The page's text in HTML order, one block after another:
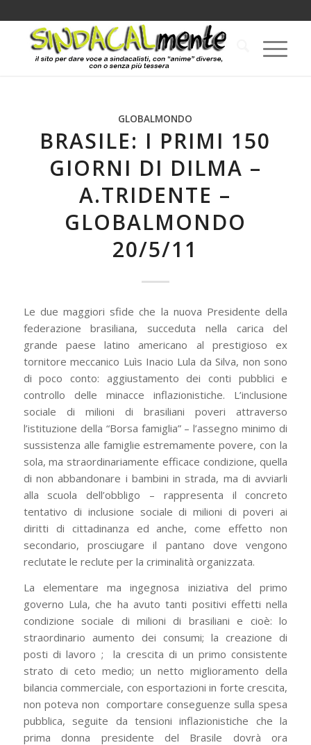
GLOBALMONDO
BRASILE: I PRIMI 150
GIORNI DI DILMA –
A.TRIDENTE –
GLOBALMONDO
20/5/11
Le due maggiori sfide che la nuova Presidente della
federazione brasiliana, succeduta nella carica del
grande paese latino americano al prestigioso ex
tornitore meccanico Luìs Inacio Lula da Silva, non sono
di poco conto: aggiustamento dei conti pubblici e
controllo delle minacce inflazionistiche. L’inclusione
sociale di milioni di brasiliani poveri attraverso
l’istituzione della “Borsa famiglia” – l’assegno minimo di
sussistenza alle famiglie estremamente povere, con la
sola, ma straordinariamente efficace condizione, quella
di non abbandonare i bambini in strada, ma di avviarli
alla scuola dell’obbligo – rappresenta il concreto
tentativo di inclusione sociale di milioni di poveri ai
diritti di cittadinanza ed anche, come effetto non
secondario, prosciugare il pantano dove vengono
reclutate le reclute per la criminalità organizzata.
La elementare ma ingegnosa iniziativa del primo
governo Lula, che ha avuto tanti positivi effetti nella
condizione sociale di milioni di brasiliani e cioè: lo
straordinario aumento dei consumi; la creazione di
posti di lavoro ; la crescita di un primo consistente
strato di ceto medio; un netto miglioramento della
bilancia commerciale, con esportazioni in forte crescita,
non poteva non comportare conseguenze sulla spesa
pubblica, seguite da tensioni inflazionistiche che la
prima donna presidente del Brasile dovrà ora